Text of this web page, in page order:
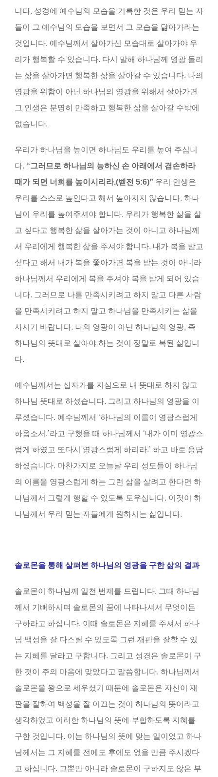
니다. 성경에 예수님의 모습을 기록한 것은 우리 믿는 자
들이 그 예수님의 모습을 보면서 그 모습을 닮아가라는
것입니다. 예수님께서 살아가신 모습대로 살아가야 우
리가 행복할 수 있습니다. 다시 말해 하나님께 영광 돌리
는 삶을 살아가면 행복한 삶을 살아갈 수 있습니다. 나의
영광을 위함이 아닌 하나님의 영광을 위해서 살아가면
그 인생은 분명히 만족하고 행복한 삶을 살아갈 수밖에
없습니다.
우리가 하나님을 높이면 하나님도 우리를 높여 주십니
다. “그러므로 하나님의 능하신 손 아래에서 겸손하라
때가 되면 너희를 높이시리라.(벧전 5:6)” 우리 인생은
우리를 스스로 높인다고 해서 높아지지 않습니다. 하나
님이 우리를 높여주셔야 합니다. 우리가 행복한 삶을 살
고 싶다고 행복한 삶을 살아가는 것이 아니고 하나님께
서 우리에게 행복한 삶을 주셔야 합니다. 내가 복을 받고
싶다고 해서 내가 복을 쫓아가면 복을 받는 것이 아니라
하나님께서 우리에게 복을 주셔야 복을 받게 되어 있습
니다. 그러므로 나를 만족시키려고 하지 말고 다른 사람
을 만족시키려고 하지 말고 하나님을 만족시키는 삶을
사시기 바랍니다. 나의 영광이 아닌 하나님의 영광, 즉
하나님의 뜻대로 살아야 하는 것이 정말로 복된 삶입니
다.
예수님께서는 십자가를 지심으로 내 뜻대로 하지 않고
하나님 뜻대로 하셨습니다. 그리고 하나님의 영광을 이
루셨습니다. 예수님께서 ‘하나님의 이름이 영광스럽게
하옵소서.’라고 구했을 때 하나님께서 ‘내가 이미 영광스
럽게 하였고 또다시 영광스럽게 하리라.’ 하고 바로 응답
하셨습니다. 마찬가지로 오늘날 우리 성도들이 하나님
의 이름을 영광스럽게 하는 그런 삶을 살려고 한다면 하
나님께서 그렇게 행할 수 있도록 도우십니다. 이것이 하
나님께서 우리 믿는 자들에게 원하시는 삶입니다.
솔로몬을 통해 살펴본 하나님의 영광을 구한 삶의 결과
솔로몬이 하나님께 일천 번제를 드립니다. 그때 하나님
께서 기뻐하시며 솔로몬의 꿈에 나타나셔서 무엇이든
구하라고 하십니다. 이때 솔로몬은 지혜를 주셔서 하나
님 백성을 잘 다스릴 수 있도록 그런 재판을 잘할 수 있
는 지혜를 달라고 구합니다. 그리고 성경은 솔로몬이 구
한 것이 주의 마음에 맞았다고 말씀합니다. 하나님께서
솔로몬을 왕으로 세우셨기 때문에 솔로몬은 자신이 재
판을 잘하여 백성을 잘 이끄는 것이 하나님의 뜻이라고
생각하였고 이러한 하나님의 뜻에 부합하도록 지혜를
구한 것입니다. 이는 하나님의 뜻에 맞는 일이었고 하나
님께서는 그 지혜를 전에도 후에도 없을 만큼 주시겠다
고 하십니다. 그뿐만 아니라 솔로몬이 구하지도 않은 부